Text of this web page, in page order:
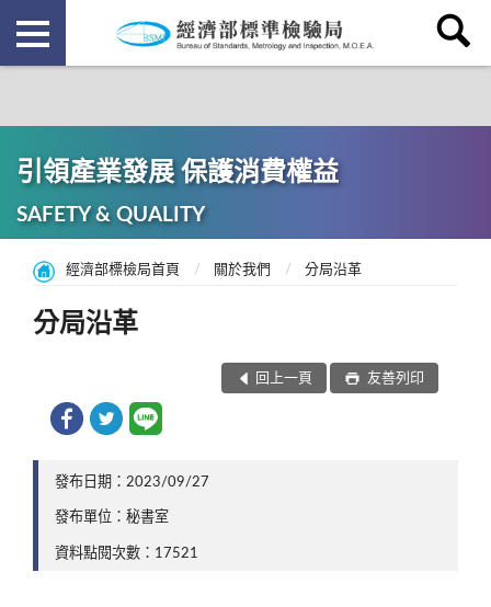
引領產業發展 保護消費權益
SAFETY & QUALITY
經濟部標檢局首頁 關於我們 分局沿革
分局沿革
回上一頁 友善列印
發布日期：2023/09/27
發布單位：秘書室
資料點閱次數：17521